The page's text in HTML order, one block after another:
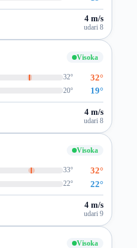
4 m/s
udari 8
Visoka
32° 32°
20° 19°
4 m/s
udari 8
Visoka
33° 32°
22° 22°
4 m/s
udari 9
Visoka